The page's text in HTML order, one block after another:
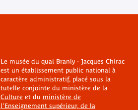
Le musée du quai Branly - Jacques Chirac
est un établissement public national à
caractère administratif, placé sous la
tutelle conjointe du ministère de la
Cultureet du ministère de
l'Enseignement supérieur, de la